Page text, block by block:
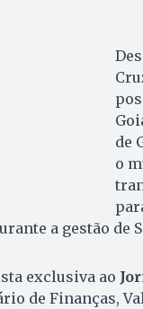
de
o
a gestão de
exclusiva ao
de Finanças,